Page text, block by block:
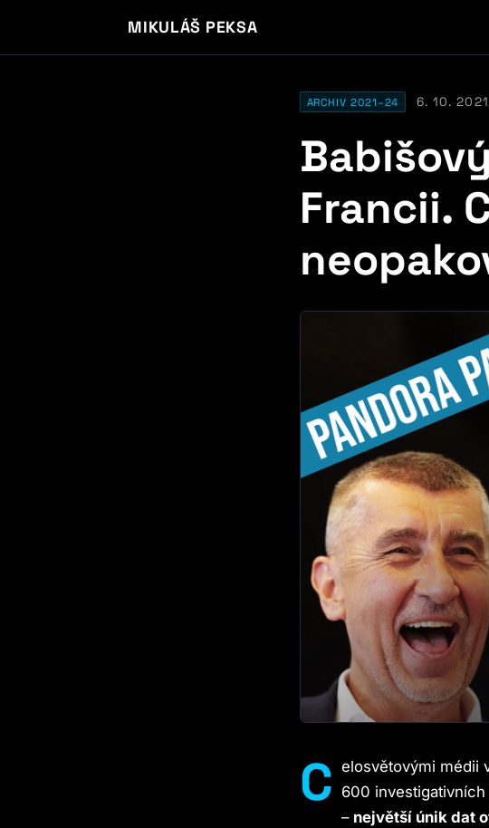
MIKULÁŠ PEKSA
ARCHIV 2021–24 6. 10. 2021
Francii.
C elosvětovými médii
600
– největší únik dat